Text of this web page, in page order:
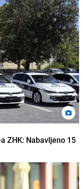
ZHK: Nabavljeno 15